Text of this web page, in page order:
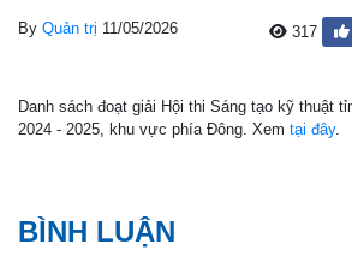
By Quản trị 11/05/2026 317
Danh sách đoạt giải Hội thi Sáng tạo kỹ thuật
2024 - 2025, khu vực phía Đông. Xem tại đây.
BÌNH LUẬN